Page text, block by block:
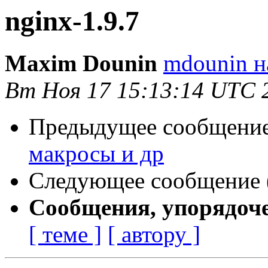
nginx-1.9.7
Maxim Dounin mdounin
Вт Ноя 17 15:13:14 UTC
Предыдущее
макросы и др
Следующее сообщение
Сообщения,
[ теме ] [ автору ]